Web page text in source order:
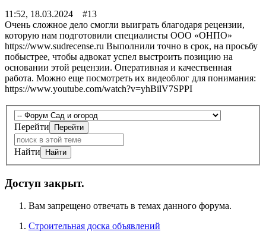
11:52, 18.03.2024 #13
Очень сложное дело смогли выиграть благодаря рецензии,
которую нам подготовили специалисты ООО «ОНПО»
https://www.sudrecense.ru Выполнили точно в срок, на просьбу
побыстрее, чтобы адвокат успел выстроить позицию на
основании этой рецензии. Оперативная и качественная
работа. Можно еще посмотреть их видеоблог для понимания:
https://www.youtube.com/watch?v=yhBilV7SPPI
Перейти
Найти
Доступ закрыт.
Вам запрещено отвечать в темах данного форума.
Строительная доска объявлений